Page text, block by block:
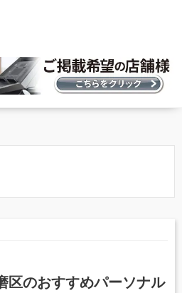
区のおすすめパーソナル